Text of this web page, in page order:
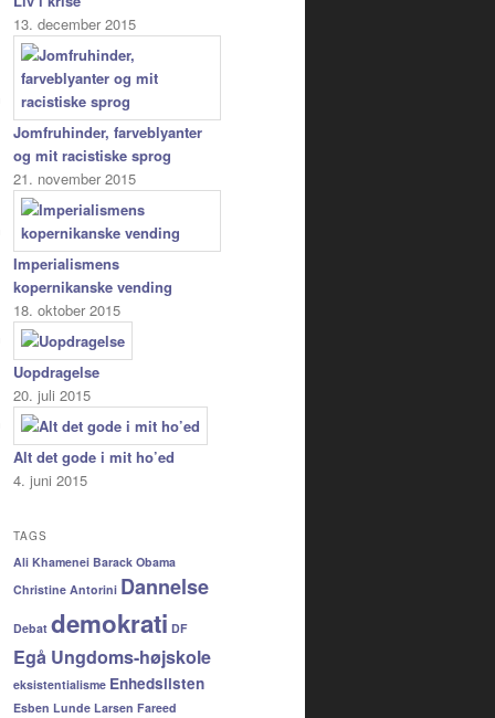
13. december 2015
Jomfruhinder, farveblyanter
og mit racistiske sprog
21. november 2015
Imperialismens
kopernikanske vending
18. oktober 2015
Uopdragelse
20. juli 2015
Alt det gode i mit ho’ed
4. juni 2015
TAGS
Ali Khamenei Barack Obama
Christine Antorini Dannelse
Debat demokrati DF
Egå Ungdoms-højskole
eksistentialisme Enhedslisten
Esben Lunde Larsen Fareed